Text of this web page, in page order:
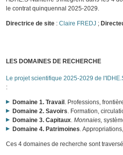
le contrat quinquennal 2025-2029.
Directrice de site : Claire FREDJ ;
LES DOMAINES DE RECHERCHE
Le projet scientifique 2025-2029 de
:
Domaine 1. Travail. Professions,
Domaine 2. Savoirs . Formation,
Domaine 3. Capitaux. Monnaies,
Domaine 4. Patrimoines .
Ces 4 domaines de recherche sont